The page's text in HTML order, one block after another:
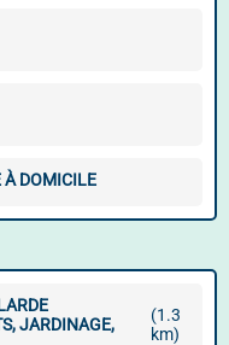
À DOMICILE
JARDINAGE,
(1.3
km)